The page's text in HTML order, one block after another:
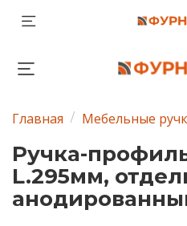
Главная Мебельные
Ручка-
L.295мм,